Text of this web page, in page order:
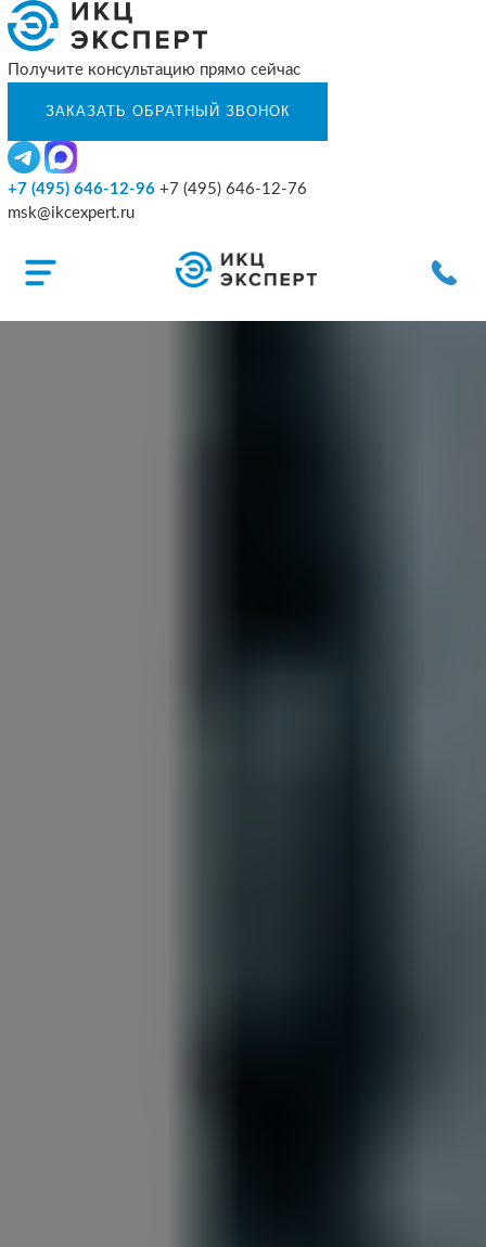
Получите консультацию прямо сейчас
+7 (495) 646-12-96 +7 (495) 646-12-76
msk@ikcexpert.ru